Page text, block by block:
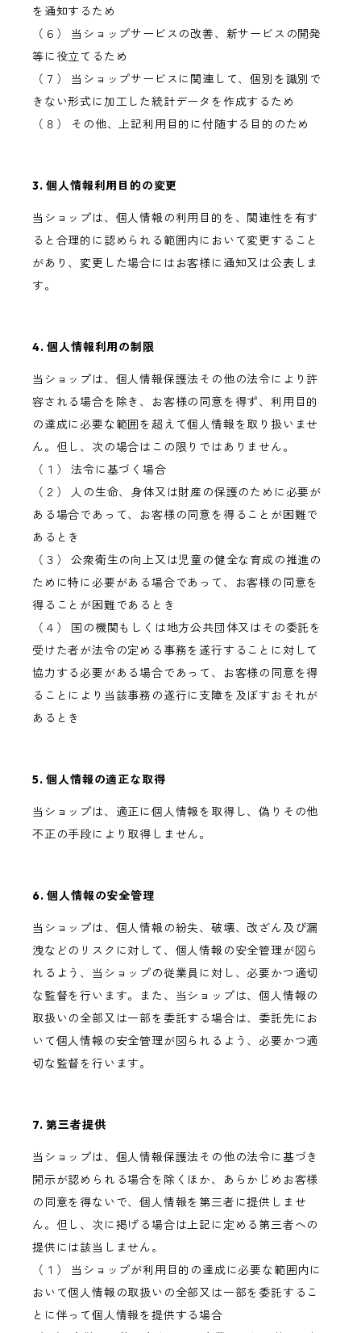
を通知するため
（６） 当ショップサービスの改善、新サービスの開発
等に役立てるため
（７） 当ショップサービスに関連して、個別を識別で
きない形式に加工した統計データを作成するため
（８） その他、上記利用目的に付随する目的のため
3. 個人情報利用目的の変更
当ショップは、個人情報の利用目的を、関連性を有す
ると合理的に認められる範囲内において変更すること
があり、変更した場合にはお客様に通知又は公表しま
す。
4. 個人情報利用の制限
当ショップは、個人情報保護法その他の法令により許
容される場合を除き、お客様の同意を得ず、利用目的
の達成に必要な範囲を超えて個人情報を取り扱いませ
ん。但し、次の場合はこの限りではありません。
（１） 法令に基づく場合
（２） 人の生命、身体又は財産の保護のために必要が
ある場合であって、お客様の同意を得ることが困難で
あるとき
（３） 公衆衛生の向上又は児童の健全な育成の推進の
ために特に必要がある場合であって、お客様の同意を
得ることが困難であるとき
（４） 国の機関もしくは地方公共団体又はその委託を
受けた者が法令の定める事務を遂行することに対して
協力する必要がある場合であって、お客様の同意を得
ることにより当該事務の遂行に支障を及ぼすおそれが
あるとき
5. 個人情報の適正な取得
当ショップは、適正に個人情報を取得し、偽りその他
不正の手段により取得しません。
6. 個人情報の安全管理
当ショップは、個人情報の紛失、破壊、改ざん及び漏
洩などのリスクに対して、個人情報の安全管理が図ら
れるよう、当ショップの従業員に対し、必要かつ適切
な監督を行います。また、当ショップは、個人情報の
取扱いの全部又は一部を委託する場合は、委託先にお
いて個人情報の安全管理が図られるよう、必要かつ適
切な監督を行います。
7. 第三者提供
当ショップは、個人情報保護法その他の法令に基づき
開示が認められる場合を除くほか、あらかじめお客様
の同意を得ないで、個人情報を第三者に提供しませ
ん。但し、次に掲げる場合は上記に定める第三者への
提供には該当しません。
（１） 当ショップが利用目的の達成に必要な範囲内に
おいて個人情報の取扱いの全部又は一部を委託するこ
とに伴って個人情報を提供する場合